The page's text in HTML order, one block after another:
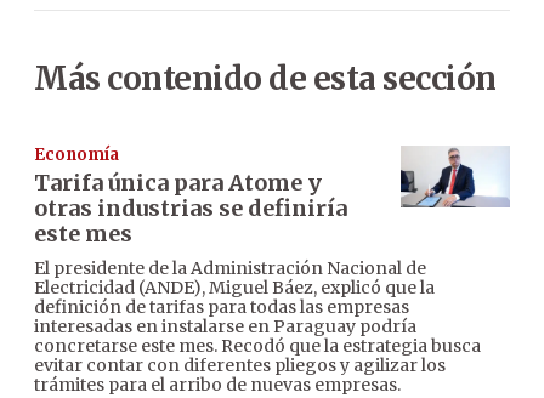
Más contenido de esta sección
Economía
Tarifa única para Atome y
otras industrias se definiría
este mes
El presidente de la Administración Nacional de
Electricidad (ANDE), Miguel Báez, explicó que la
definición de tarifas para todas las empresas
interesadas en instalarse en Paraguay podría
concretarse este mes. Recodó que la estrategia busca
evitar contar con diferentes pliegos y agilizar los
trámites para el arribo de nuevas empresas.